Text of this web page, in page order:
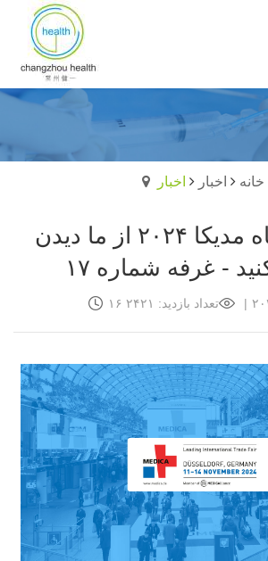
اخبار اخبار
در نمایشگاه مدیکا ۲۰۲۴ از ما دیدن
| تعداد بازدید: ۲۴۲۱